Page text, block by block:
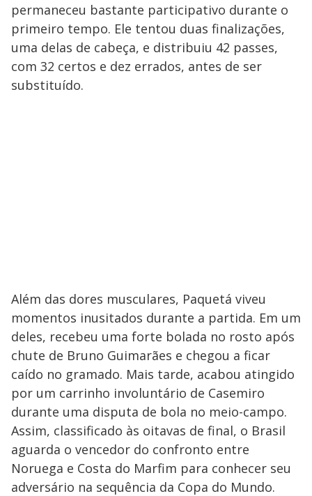
permaneceu bastante participativo durante o
primeiro tempo. Ele tentou duas finalizações,
uma delas de cabeça, e distribuiu 42 passes,
com 32 certos e dez errados, antes de ser
substituído.
Além das dores musculares, Paquetá viveu
momentos inusitados durante a partida. Em um
deles, recebeu uma forte bolada no rosto após
chute de Bruno Guimarães e chegou a ficar
caído no gramado. Mais tarde, acabou atingido
por um carrinho involuntário de Casemiro
durante uma disputa de bola no meio-campo.
Assim, classificado às oitavas de final, o Brasil
aguarda o vencedor do confronto entre
Noruega e Costa do Marfim para conhecer seu
adversário na sequência da Copa do Mundo.